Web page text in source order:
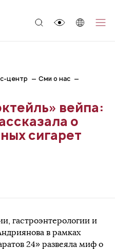
центр
Сми о нас
вейпа:
о
сигарет
гастроэнтерологии и
в рамках
24» развеяла миф о